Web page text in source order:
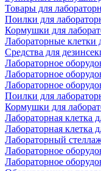
Товары для
Поилки для
Кормушки для
Лабораторные клетки
Средства для
Лабораторное
Лабораторное
Лабораторное
Поилки для
Кормушки для
Лабораторная клетка
Лабораторная клетка
Лабораторный
Лабораторное
Лабораторное